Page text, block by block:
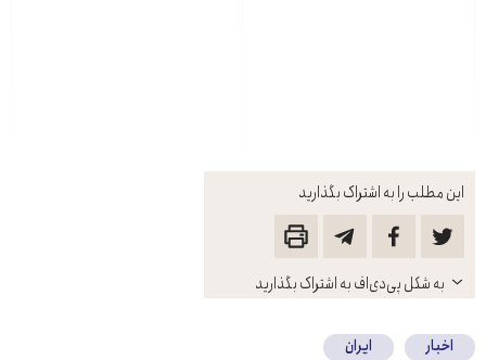
این مطلب را به اشتراک بگذارید
باز
کنید
به شکل پی‌دی‌اف به اشتراک بگذارید
اخبار ایران